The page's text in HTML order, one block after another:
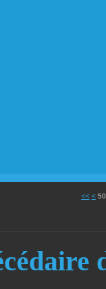
<< < 10
20
30
40
50